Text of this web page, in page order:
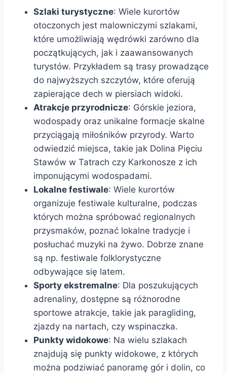
Szlaki turystyczne: Wiele kurortów
otoczonych jest malowniczymi szlakami,
które umożliwiają wędrówki zarówno dla
początkujących, jak i zaawansowanych
turystów. Przykładem są trasy prowadzące
do najwyższych szczytów, które oferują
zapierające dech w piersiach widoki.
Atrakcje przyrodnicze: Górskie jeziora,
wodospady oraz unikalne formacje skalne
przyciągają miłośników przyrody. Warto
odwiedzić miejsca, takie jak Dolina Pięciu
Stawów w Tatrach czy Karkonosze z ich
imponującymi wodospadami.
Lokalne festiwale: Wiele kurortów
organizuje festiwale kulturalne, podczas
których można spróbować regionalnych
przysmaków, poznać lokalne tradycje i
posłuchać muzyki na żywo. Dobrze znane
są np. festiwale folklorystyczne
odbywające się latem.
Sporty ekstremalne: Dla poszukujących
adrenaliny, dostępne są różnorodne
sportowe atrakcje, takie jak paragliding,
zjazdy na nartach, czy wspinaczka.
Punkty widokowe: Na wielu szlakach
znajdują się punkty widokowe, z których
można podziwiać panoramę gór i dolin, co